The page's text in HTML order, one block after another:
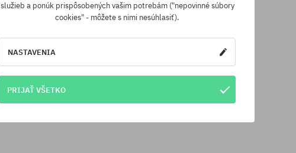
služieb a ponúk prispôsobených vašim potrebám ("nepovinné súbory
cookies" - môžete s nimi nesúhlasiť).
NASTAVENIA
PRIJAŤ VŠETKO